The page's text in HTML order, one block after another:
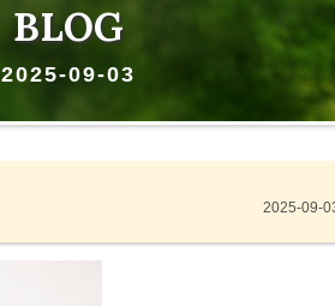
BLOG
2025-09-03
2025-09-